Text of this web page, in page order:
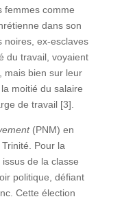
femmes comme
dans son
noires, ex-esclaves
du travail, voyaient
mais bien sur leur
moitié du salaire
de travail [3].
(PNM) en
Pour la
de la classe
politique, défiant
Cette élection